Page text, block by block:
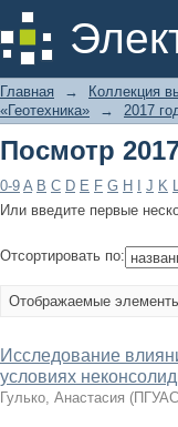
Посмотр
Главная → Коллекция
«Геотехника»
→ 2017
Посмотр
0-9 A B C D E F G H J K
Или введите первые
Отсортировать по:
Отображаемые
Исследование
условиях
Гулько, Анастасия (ПГУАС